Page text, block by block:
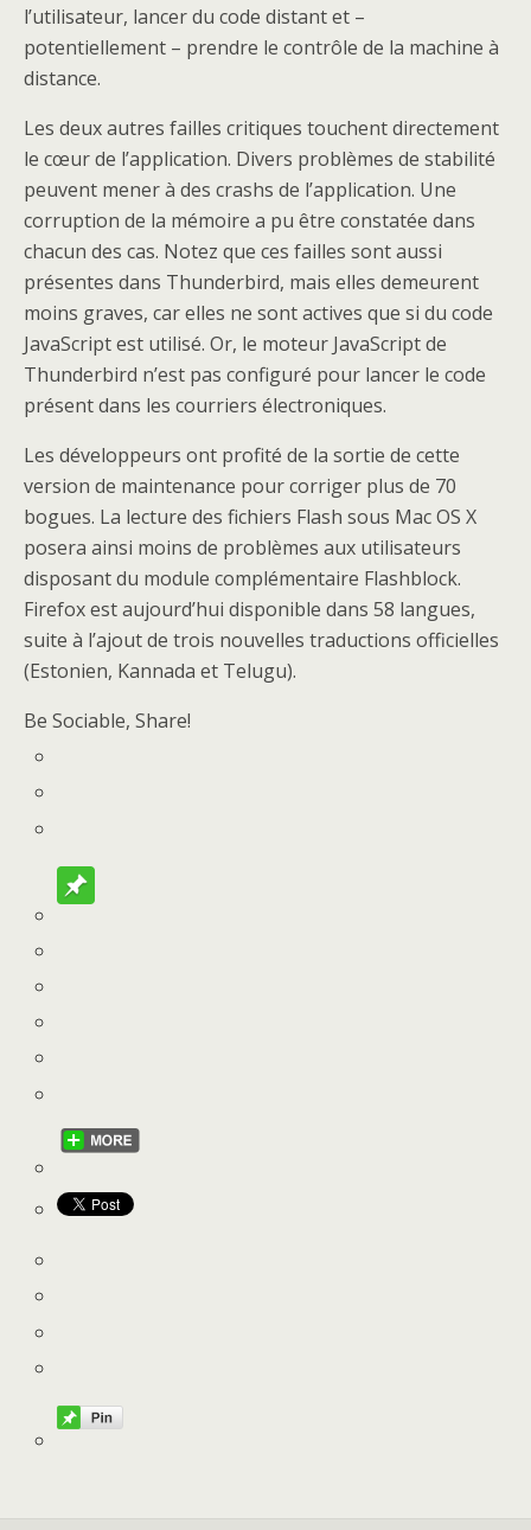
l’utilisateur, lancer du code distant et –
potentiellement – prendre le contrôle de la machine à
distance.
Les deux autres failles critiques touchent directement
le cœur de l’application. Divers problèmes de stabilité
peuvent mener à des crashs de l’application. Une
corruption de la mémoire a pu être constatée dans
chacun des cas. Notez que ces failles sont aussi
présentes dans Thunderbird, mais elles demeurent
moins graves, car elles ne sont actives que si du code
JavaScript est utilisé. Or, le moteur JavaScript de
Thunderbird n’est pas configuré pour lancer le code
présent dans les courriers électroniques.
Les développeurs ont profité de la sortie de cette
version de maintenance pour corriger plus de 70
bogues. La lecture des fichiers Flash sous Mac OS X
posera ainsi moins de problèmes aux utilisateurs
disposant du module complémentaire Flashblock.
Firefox est aujourd’hui disponible dans 58 langues,
suite à l’ajout de trois nouvelles traductions officielles
(Estonien, Kannada et Telugu).
Be Sociable, Share!